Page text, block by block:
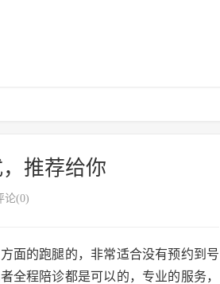
推荐给你
论(0)
面的跑腿的，非常适合没有预约到号
全程陪诊都是可以的，专业的服务，